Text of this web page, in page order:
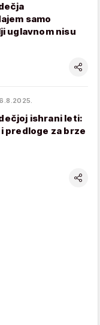
samo
uglavnom nisu
ishrani leti:
predloge za brze